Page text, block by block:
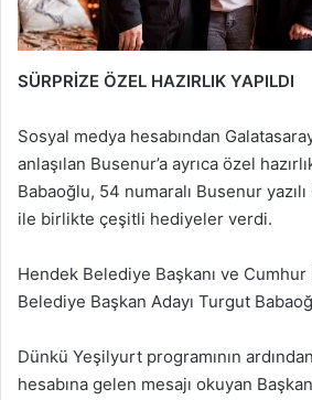
SÜRPRİZE ÖZEL HAZIRLIK YAPILDI
Sosyal medya hesabından
anlaşılan Busenur’a ayrıca özel
Babaoğlu, 54 numaralı Busenur
ile birlikte çeşitli hediyeler verdi.
Hendek Belediye Başkanı ve Cumhur
Belediye Başkan Adayı Turgut
Dünkü Yeşilyurt programının
hesabına gelen mesajı okuyan